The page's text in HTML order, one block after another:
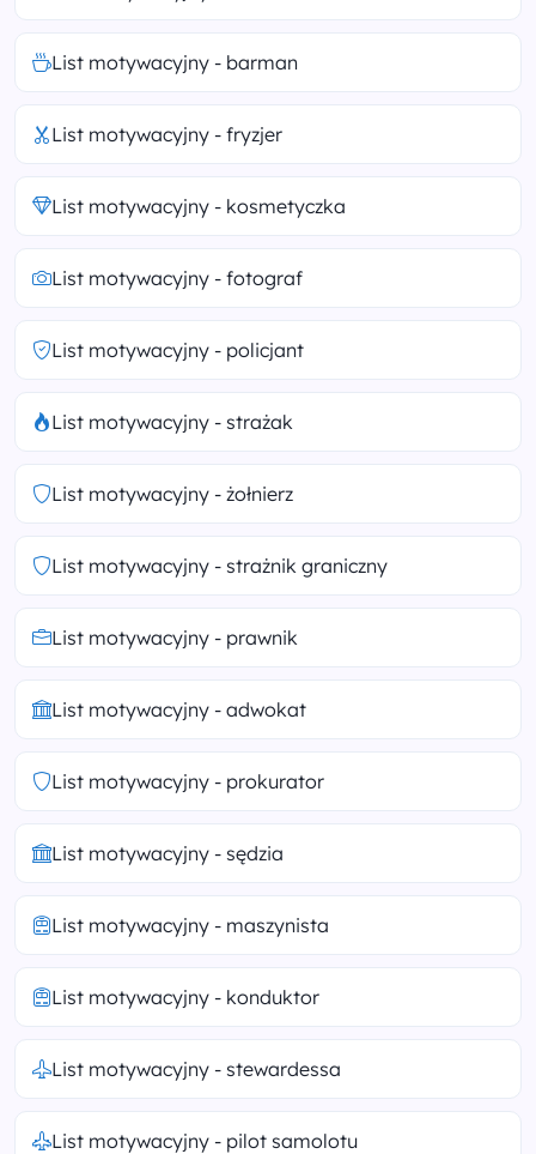
List motywacyjny - barman
List motywacyjny - fryzjer
List motywacyjny - kosmetyczka
List motywacyjny - fotograf
List motywacyjny - policjant
List motywacyjny - strażak
List motywacyjny - żołnierz
List motywacyjny - strażnik graniczny
List motywacyjny - prawnik
List motywacyjny - adwokat
List motywacyjny - prokurator
List motywacyjny - sędzia
List motywacyjny - maszynista
List motywacyjny - konduktor
List motywacyjny - stewardessa
List motywacyjny - pilot samolotu